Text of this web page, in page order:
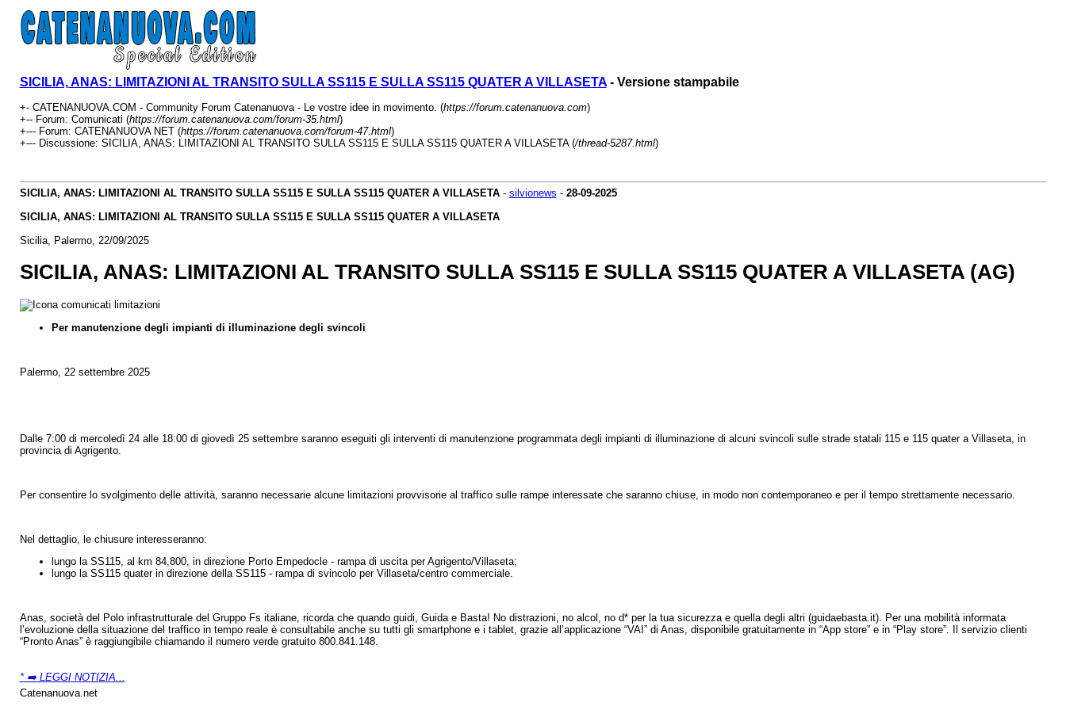
SICILIA, ANAS: LIMITAZIONI AL TRANSITO SULLA SS115 E SULLA SS115 QUATER A VILLASETA- Versione stampabile
+- CATENANUOVA.COM - Community Forum Catenanuova - Le vostre idee in movimento. (https://forum.catenanuova.com)
+-- Forum: Comunicati (https://forum.catenanuova.com/forum-35.html)
+--- Forum: CATENANUOVA NET (https://forum.catenanuova.com/forum-47.html)
+--- Discussione: SICILIA, ANAS: LIMITAZIONI AL TRANSITO SULLA SS115 E SULLA SS115 QUATER A VILLASETA (/thread-5287.html)
SICILIA, ANAS: LIMITAZIONI AL TRANSITO SULLA SS115 E SULLA SS115 QUATER A VILLASETA- silvionews - 28-09-2025
SICILIA, ANAS: LIMITAZIONI AL TRANSITO SULLA SS115 E SULLA SS115 QUATER A VILLASETA
Sicilia, Palermo, 22/09/2025
SICILIA, ANAS: LIMITAZIONI AL TRANSITO SULLA SS115 E SULLA SS115 QUATER A VILLASETA (AG)
Per manutenzione degli impianti di illuminazione degli svincoli
Palermo, 22 settembre 2025
Dalle 7:00 di mercoledì 24 alle 18:00 di giovedì 25 settembre saranno eseguiti gli interventi di manutenzione programmata degli impianti di illuminazione di alcuni svincoli sulle strade statali 115 e 115 quater a Villaseta, in
provincia di Agrigento.
Per consentire lo svolgimento delle attività, saranno necessarie alcune limitazioni provvisorie al traffico sulle rampe interessate che saranno chiuse, in modo non contemporaneo e per il tempo strettamente necessario.
Nel dettaglio, le chiusure interesseranno:
lungo la SS115, al km 84,800, in direzione Porto Empedocle - rampa di uscita per Agrigento/Villaseta;
lungo la SS115 quater in direzione della SS115 - rampa di svincolo per Villaseta/centro commerciale.
Anas, società del Polo infrastrutturale del Gruppo Fs italiane, ricorda che quando guidi, Guida e Basta! No distrazioni, no alcol, no d* per la tua sicurezza e quella degli altri (guidaebasta.it). Per una mobilità informata
l’evoluzione della situazione del traffico in tempo reale è consultabile anche su tutti gli smartphone e i tablet, grazie all’applicazione “VAI” di Anas, disponibile gratuitamente in “App store” e in “Play store”. Il servizio clienti
“Pronto Anas” è raggiungibile chiamando il numero verde gratuito 800.841.148.
* ➡️ LEGGI NOTIZIA...
Catenanuova.net